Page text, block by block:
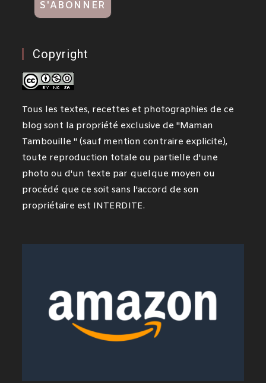
Copyright
Tous les textes, recettes et photographies de ce
blog sont la propriété exclusive de "Maman
Tambouille " (sauf mention contraire explicite),
toute reproduction totale ou partielle d'une
photo ou d'un texte par quelque moyen ou
procédé que ce soit sans l'accord de son
propriétaire est INTERDITE.